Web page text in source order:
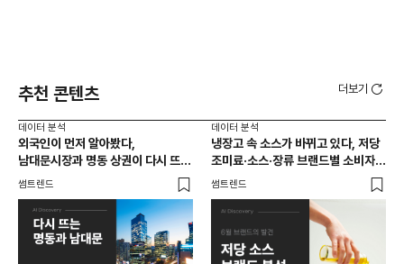
추천 콘텐츠 더보기
데이터 분석
외국인이 먼저 알아봤다,
남대문시장과 명동 상권이 다시 뜨는
이유는 뭘까
썸트렌드
데이터 분석
냉장고 속 소스가 바뀌고 있다, 저당
조미료·소스·장류 브랜드별 소비자
반응 분석
썸트렌드